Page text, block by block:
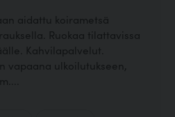
aidattu koirametsä
Ruokaa tilattavissa
Kahvilapalvelut.
vapaana ulkoilutukseen,